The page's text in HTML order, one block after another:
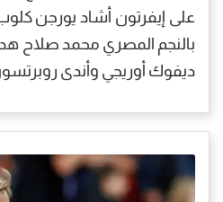
على إيفرتون أشاد يورجن كلوب
بالنجم المصري محمد صلاح
ديفوك أوريجي وأندى